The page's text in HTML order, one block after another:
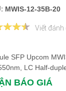
MWIS-12-35B-20
Viết đánh
SFP Upcom
LC Half-
BÁO GIÁ